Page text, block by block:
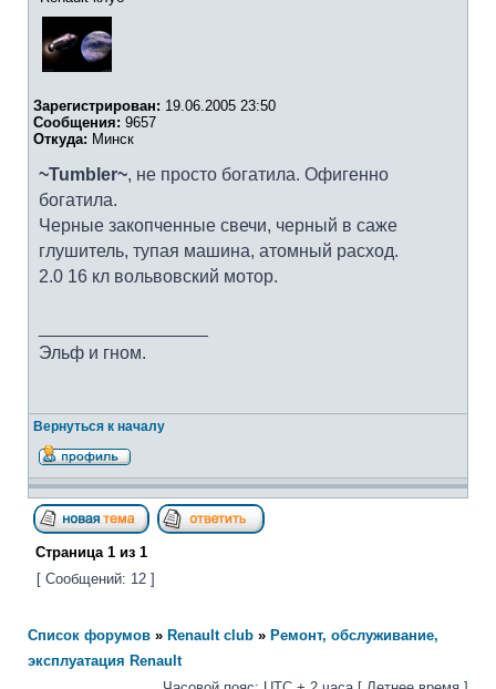
Зарегистрирован: 19.06.2005 23:50
Сообщения: 9657
Откуда: Минск
~Tumbler~, не просто богатила. Офигенно
богатила.
Черные закопченные свечи, черный в саже
глушитель, тупая машина, атомный расход.
2.0 16 кл вольвовский мотор.
Эльф и гном.
Вернуться к началу
Страница 1 из 1
[ Сообщений: 12 ]
Список форумов » Renault club » Ремонт, обслуживание,
эксплуатация Renault